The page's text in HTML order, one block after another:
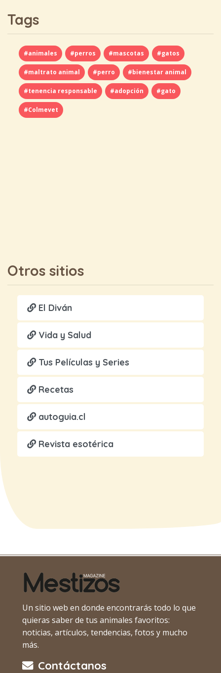
Tags
#animales #perros #mascotas #gatos
#maltrato animal #perro #bienestar animal
#tenencia responsable #adopción #gato
#Colmevet
Otros sitios
El Diván
Vida y Salud
Tus Películas y Series
Recetas
autoguia.cl
Revista esotérica
Un sitio web en donde encontrarás todo lo que
quieras saber de tus animales favoritos:
noticias, artículos, tendencias, fotos y mucho
más.
Contáctanos